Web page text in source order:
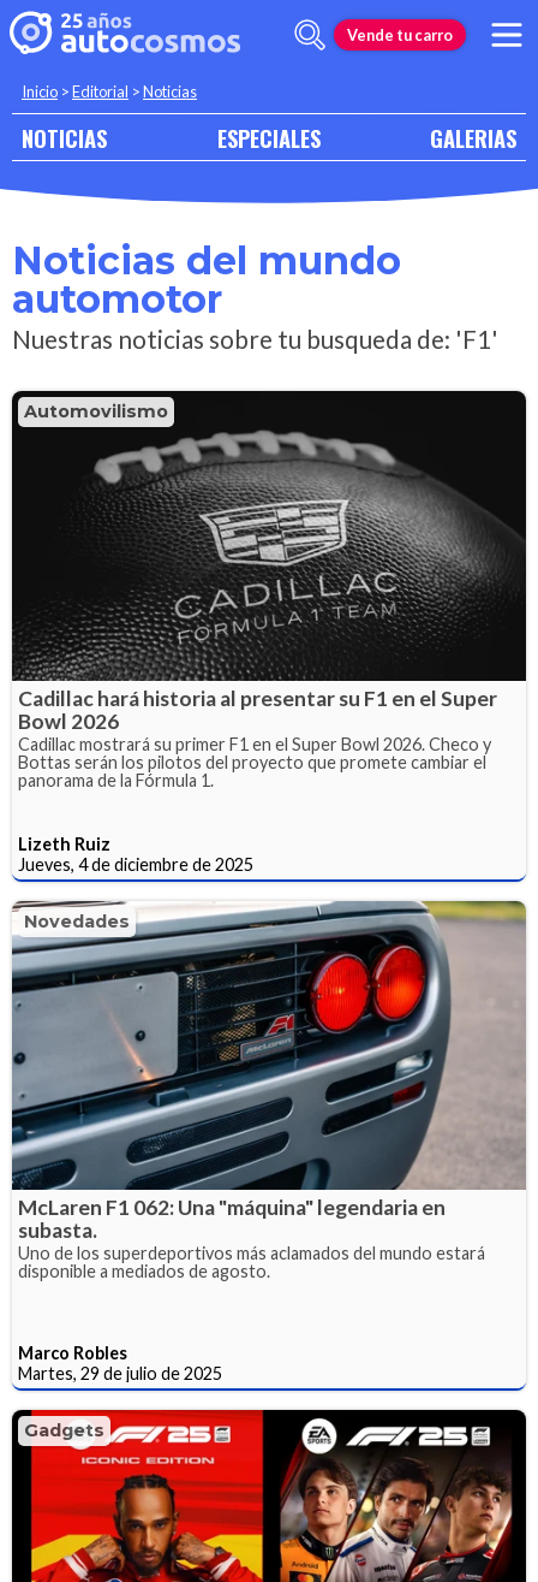
Vende tu carro
Inicio >Editorial >Noticias
NOTICIAS ESPECIALES GALERIAS
Noticias del mundo
automotor
Nuestras noticias sobre tu busqueda de: 'F1'
Automovilismo
Cadillac hará historia al presentar su F1 en el Super
Bowl 2026
Cadillac mostrará su primer F1 en el Super Bowl 2026. Checo y
Bottas serán los pilotos del proyecto que promete cambiar el
panorama de la Fórmula 1.
Lizeth Ruiz
Jueves, 4 de diciembre de 2025
Novedades
McLaren F1 062: Una "máquina" legendaria en
subasta.
Uno de los superdeportivos más aclamados del mundo estará
disponible a mediados de agosto.
Marco Robles
Martes, 29 de julio de 2025
Gadgets